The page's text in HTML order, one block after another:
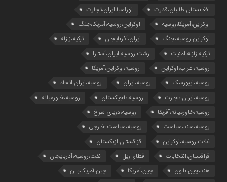
افغانستان،طالبان،قدرت
اوراسیا،ایران،تجارت
اوکراین،آمریکا،روسیه
اوکراین،روسیه،آمریکا،جنگ
اوکراین،روسیه،جنگ
ایران،آذربایجان
ترکیه،زلزله
ترکیه،زلزله،امنیت
رشت،روسیه،ایران،آستارا
روسیه،اعراب،اوکراین
روسیه،اوکراین،آمریکا
روسیه،ایبورسک
روسیه،ایران
روسیه،ایران،اتحاد
روسیه،ایران،تجارت
روسیه،تاجیکستان
روسیه،خاورمیانه
روسیه،خاورمیانه،آفریقا
روسیه،دریای سرخ
روسیه،سند،سیاست
روسیه،سیاست خارجی
غلات،روسیه،اوکراین
قزاقستان،ازبکستان
قزاقستان،انتخابات
قطار، ریل
نفت،روسیه،آذربایجان
هند،چین،بالون
چین،آمریکا
چین،آمریکا،بالن